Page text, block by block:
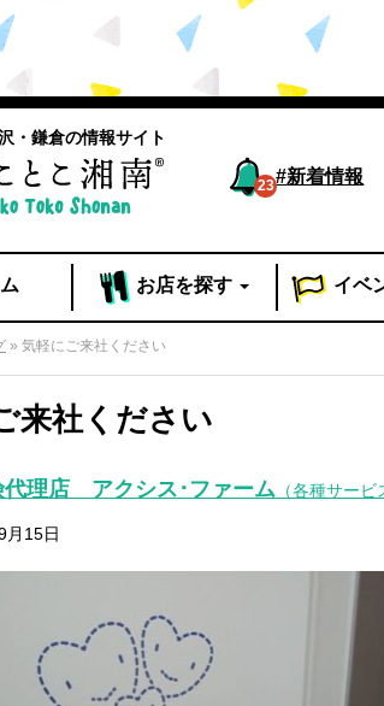
#新着情報
23
・鎌倉の情報サイト
お店を探す イベ
» 気軽にご来社ください
来社ください
代理店 アクシス･ファーム （各種サービ
月15日